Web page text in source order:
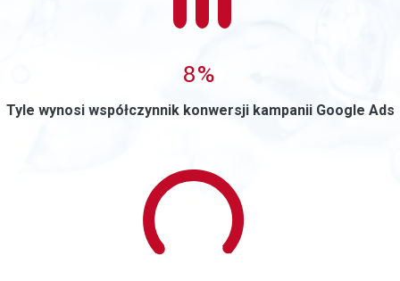
8%
Tyle wynosi współczynnik konwersji kampanii Google Ads